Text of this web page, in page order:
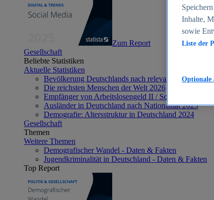
Zum Report
Gesellschaft
Beliebte Statistiken
Aktuelle Statistiken
Bevölkerung Deutschlands nach relevanten
Die reichsten Menschen der Welt 2026
Empfänger von Arbeitslosengeld II / Sozialgeld /
Ausländer in Deutschland nach Nationalität 2025
Demografie: Altersstruktur in Deutschland 2024
Gesellschaft
Themen
Weitere Themen
Demografischer Wandel - Daten & Fakten
Jugendkriminalität in Deutschland - Daten & Fakten
Top Report
Inhalte,
sowie
Liste der
Optionale